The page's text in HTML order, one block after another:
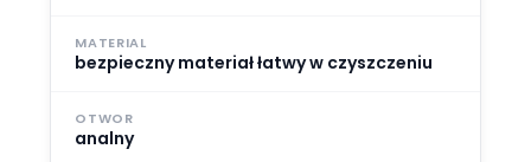
MATERIAL
bezpieczny materiał łatwy w czyszczeniu
OTWOR
analny